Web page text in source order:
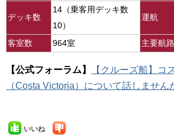
デッキ数
14（乗客用デッキ数
10）
運航
客室数 964室 主要航路
【公式フォーラム】
【クルーズ船】コ
（Costa Victoria）について話しません
いいね